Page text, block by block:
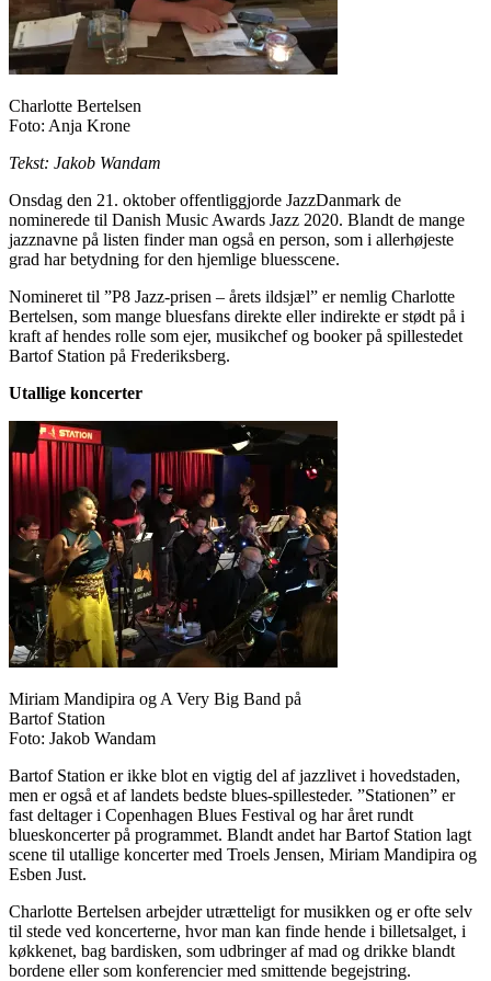
Charlotte Bertelsen
Foto: Anja Krone
Tekst: Jakob Wandam
Onsdag den 21. oktober offentliggjorde JazzDanmark de
nominerede til Danish Music Awards Jazz 2020. Blandt de mange
jazznavne på listen finder man også en person, som i allerhøjeste
grad har betydning for den hjemlige bluesscene.
Nomineret til ”P8 Jazz-prisen – årets ildsjæl” er nemlig Charlotte
Bertelsen, som mange bluesfans direkte eller indirekte er stødt på i
kraft af hendes rolle som ejer, musikchef og booker på spillestedet
Bartof Station på Frederiksberg.
Utallige koncerter
Miriam Mandipira og A Very Big Band på
Bartof Station
Foto: Jakob Wandam
Bartof Station er ikke blot en vigtig del af jazzlivet i hovedstaden,
men er også et af landets bedste blues-spillesteder. ”Stationen” er
fast deltager i Copenhagen Blues Festival og har året rundt
blueskoncerter på programmet. Blandt andet har Bartof Station lagt
scene til utallige koncerter med Troels Jensen, Miriam Mandipira og
Esben Just.
Charlotte Bertelsen arbejder utrætteligt for musikken og er ofte selv
til stede ved koncerterne, hvor man kan finde hende i billetsalget, i
køkkenet, bag bardisken, som udbringer af mad og drikke blandt
bordene eller som konferencier med smittende begejstring.